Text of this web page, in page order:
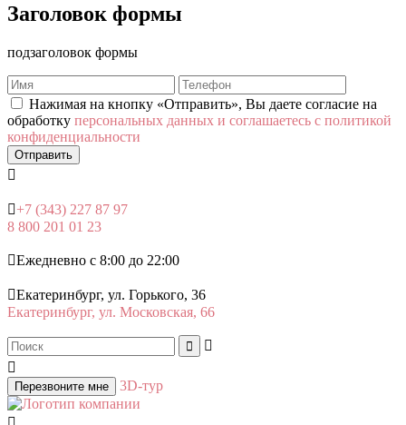
Заголовок формы
подзаголовок формы
Нажимая на кнопку «Отправить», Вы даете согласие на
обработку персональных данных и соглашаетесь с политикой
конфиденциальности
Отправить

+7 (343) 227 87 97
8 800 201 01 23
Ежедневно с 8:00 до 22:00
Екатеринбург, ул. Горького, 36
Екатеринбург, ул. Московская, 66



Перезвоните мне 3D-тур